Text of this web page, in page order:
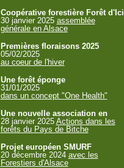
Coopérative forestière Forêt d'Ici
30 janvier 2025 assemblée
générale en Alsace
Premières floraisons 2025
05/02/2025
au coeur de l'hiver
Une forêt éponge
31/01/2025
dans un concept "One Health"
Une nouvelle association en
28 janvier 2025 Actions dans les
forêts du Pays de Bitche
Projet européen SMURF
20 décembre 2024 avec les
Forestiers d'Alsace